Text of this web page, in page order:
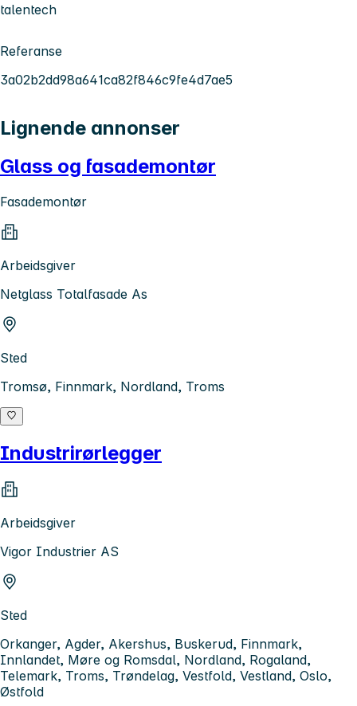
talentech
Referanse
3a02b2dd98a641ca82f846c9fe4d7ae5
Lignende annonser
Glass og fasademontør
Fasademontør
Arbeidsgiver
Netglass Totalfasade As
Sted
Tromsø, Finnmark, Nordland, Troms
Industrirørlegger
Arbeidsgiver
Vigor Industrier AS
Sted
Orkanger, Agder, Akershus, Buskerud, Finnmark,
Innlandet, Møre og Romsdal, Nordland, Rogaland,
Telemark, Troms, Trøndelag, Vestfold, Vestland, Oslo,
Østfold